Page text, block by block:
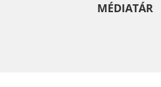
MÉDIATÁR